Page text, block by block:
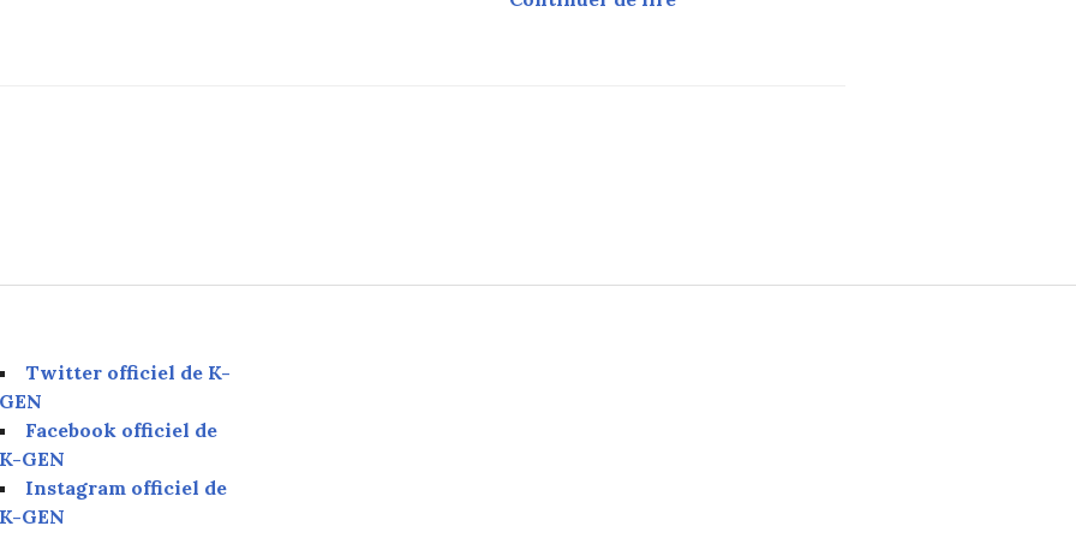
Twitter officiel de K-
GEN
Facebook officiel de
K-GEN
Instagram officiel de
K-GEN